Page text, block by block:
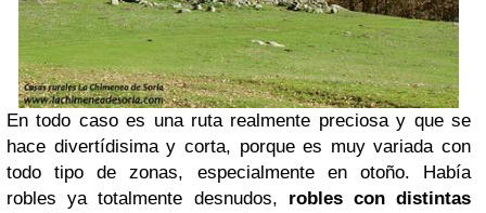
En todo caso es una ruta realmente preciosa y que se
hace divertídisima y corta, porque es muy variada con
todo tipo de zonas, especialmente en otoño. Había
robles ya totalmente desnudos, robles con distintas